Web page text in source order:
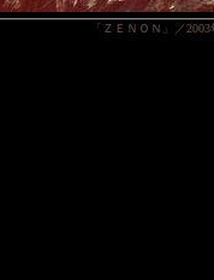
「ＺＥＮＯＮ」／